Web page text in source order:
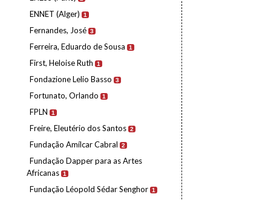
ENNET (Alger) 1
Fernandes, José 3
Ferreira, Eduardo de Sousa 1
First, Heloise Ruth 1
Fondazione Lelio Basso 3
Fortunato, Orlando 1
FPLN 1
Freire, Eleutério dos Santos 2
Fundação Amílcar Cabral 2
Fundação Dapper para as Artes
Africanas 1
Fundação Léopold Sédar Senghor 1